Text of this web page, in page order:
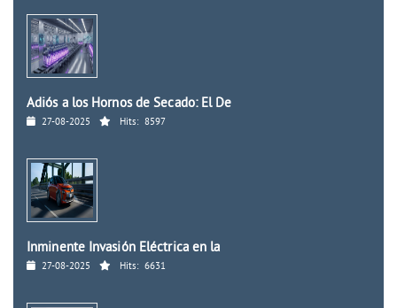
Adiós a los Hornos de Secado: El De
27-08-2025 Hits: 8597
Inminente Invasión Eléctrica en la
27-08-2025 Hits: 6631